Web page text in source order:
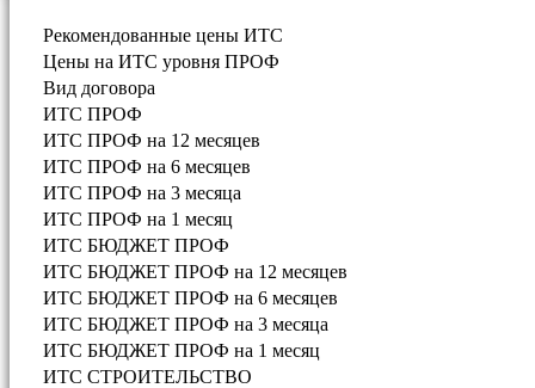
Рекомендованные цены ИТС
Цены на ИТС уровня ПРОФ
Вид договора
ИТС ПРОФ
ИТС ПРОФ на 12 месяцев
ИТС ПРОФ на 6 месяцев
ИТС ПРОФ на 3 месяца
ИТС ПРОФ на 1 месяц
ИТС БЮДЖЕТ ПРОФ
ИТС БЮДЖЕТ ПРОФ на 12 месяцев
ИТС БЮДЖЕТ ПРОФ на 6 месяцев
ИТС БЮДЖЕТ ПРОФ на 3 месяца
ИТС БЮДЖЕТ ПРОФ на 1 месяц
ИТС СТРОИТЕЛЬСТВО